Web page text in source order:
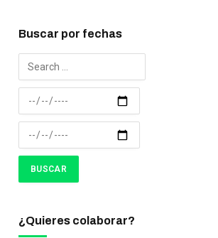
Buscar por fechas
¿Quieres colaborar?